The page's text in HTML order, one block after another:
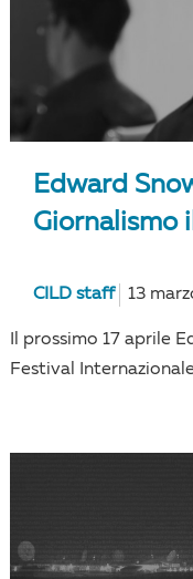
Edward
Giornalismo
CILD staff 13
Il prossimo 17 aprile
Festival